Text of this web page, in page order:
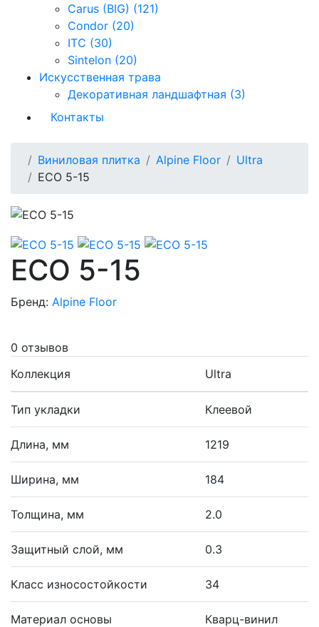
Carus (BIG) (121)
Condor (20)
ITC (30)
Sintelon (20)
Искусственная трава
Декоративная ландшафтная (3)
Контакты
Виниловая плитка Alpine Floor
Ultra
ECO 5-15
ECO 5-15
Бренд: Alpine Floor
0 отзывов
Коллекция
Ultra
Тип укладки Клеевой
Длина, мм 1219
Ширина, мм 184
Толщина, мм 2.0
Защитный слой, мм 0.3
Класс износостойкости 34
Материал основы Кварц-винил